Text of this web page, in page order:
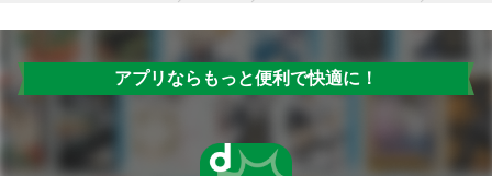
アプリならもっと便利で快適に！